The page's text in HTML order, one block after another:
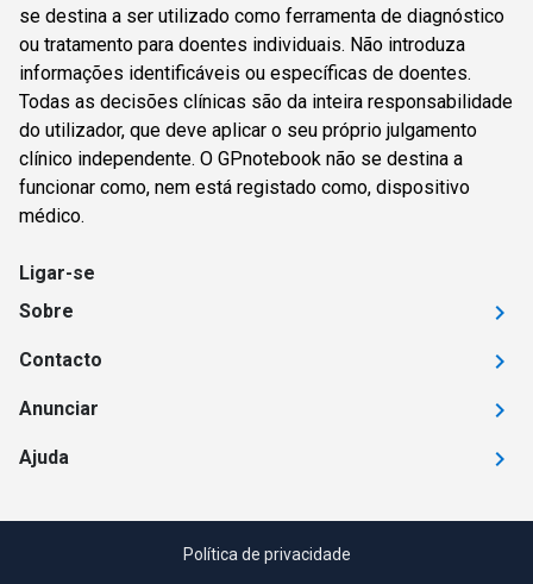
se destina a ser utilizado como ferramenta de diagnóstico
ou tratamento para doentes individuais. Não introduza
informações identificáveis ou específicas de doentes.
Todas as decisões clínicas são da inteira responsabilidade
do utilizador, que deve aplicar o seu próprio julgamento
clínico independente. O GPnotebook não se destina a
funcionar como, nem está registado como, dispositivo
médico.
Ligar-se
Sobre
Contacto
Anunciar
Ajuda
Política de privacidade